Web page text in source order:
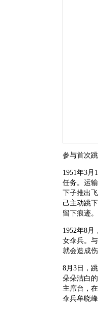
参与首次
1951年3
任务。运
下子推出
己主动跳
留下痕迹
1952年8
女伞兵。
就会造成
8月3日，
朵朵洁白
主席台，
伞兵牟晓